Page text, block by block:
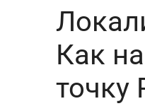
Как
точку